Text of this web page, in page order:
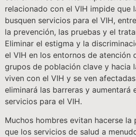
relacionado con el VIH impide que
busquen servicios para el VIH,
la prevención, las pruebas y el
Eliminar el estigma y la
el VIH en los entornos de atención
grupos de población clave y hacia
viven con el VIH y se ven
eliminará las barreras y aumentará
servicios para el VIH.
Muchos hombres evitan hacerse la
que los servicios de salud a